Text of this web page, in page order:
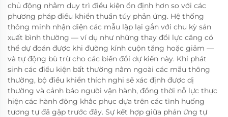
chủ động nhằm duy trì điều kiện ổn định hơn so với các
phương pháp điều khiển thuần túy phản ứng. Hệ thống
thông minh nhận diện các mẫu lặp lại gắn với chu kỳ sản
xuất bình thường — ví dụ như những thay đổi lực căng có
thể dự đoán được khi đường kính cuộn tăng hoặc giảm —
và tự động bù trừ cho các biến đổi dự kiến này. Khi phát
sinh các điều kiện bất thường nằm ngoài các mẫu thông
thường, bộ điều khiển thích nghi sẽ xác định được dị
thường và cảnh báo người vận hành, đồng thời nỗ lực thực
hiện các hành động khắc phục dựa trên các tình huống
tương tự đã gặp trước đây. Sự kết hợp giữa phản ứng tự